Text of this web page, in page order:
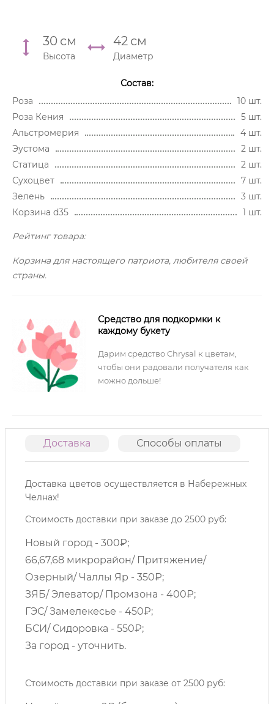
30 см
Высота
42 см
Диаметр
Состав:
Роза
10 шт.
Роза Кения
5 шт.
Альстромерия
4 шт.
Эустома
2 шт.
Статица
2 шт.
Сухоцвет
7 шт.
Зелень
3 шт.
Корзина d35
1 шт.
Рейтинг товара:
Корзина для настоящего патриота, любителя своей
страны.
Средство для подкормки к
каждому букету
Дарим средство Chrysal к цветам,
чтобы они радовали получателя как
можно дольше!
Доставка Способы оплаты
Доставка цветов осуществляется в Набережных
Челнах!
Стоимость доставки при заказе до 2500 руб:
Новый город - 300₽;
66,67,68 микрорайон/ Притяжение/
Озерный/ Чаллы Яр - 350₽;
ЗЯБ/ Элеватор/ Промзона - 400₽;
ГЭС/ Замелекесье - 450₽;
БСИ/ Сидоровка - 550₽;
За город - уточнить.
Стоимость доставки при заказе от 2500 руб: